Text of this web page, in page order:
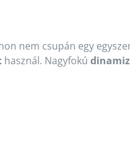
nem csupán egy
használ. Nagyfokú